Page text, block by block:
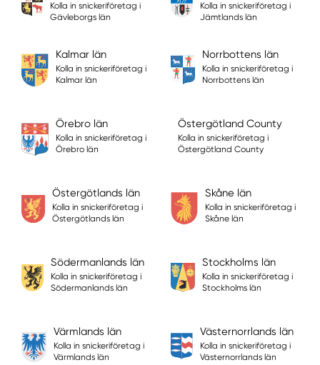
Kolla in snickeriföretag i
Gävleborgs län
Kolla in snickeriföretag i
Jämtlands län
Kalmar län
Kolla in snickeriföretag i
Kalmar län
Norrbottens län
Kolla in snickeriföretag i
Norrbottens län
Örebro län
Kolla in snickeriföretag i
Örebro län
Östergötland County
Kolla in snickeriföretag i
Östergötland County
Östergötlands län
Kolla in snickeriföretag i
Östergötlands län
Skåne län
Kolla in snickeriföretag i
Skåne län
Södermanlands län
Kolla in snickeriföretag i
Södermanlands län
Stockholms län
Kolla in snickeriföretag i
Stockholms län
Värmlands län
Kolla in snickeriföretag i
Värmlands län
Västernorrlands län
Kolla in snickeriföretag i
Västernorrlands län